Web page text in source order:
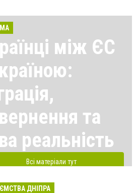
між ЄС
та
реальність
Всі матеріали тут
ДНІПРА